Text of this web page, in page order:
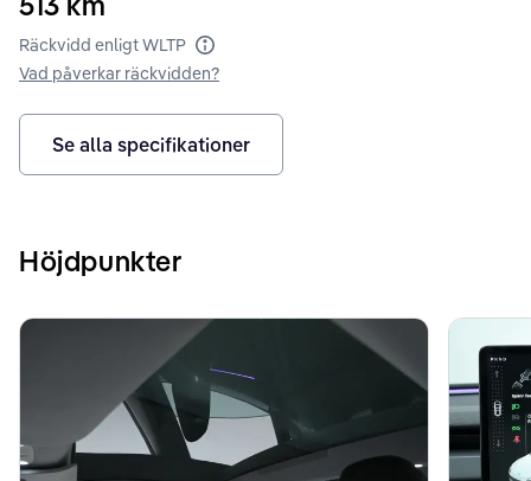
Räckvidd enligt WLTP Räckvidd enligt WLTP
Vad påverkar räckvidden?
Se alla specifikationer
Höjdpunkter